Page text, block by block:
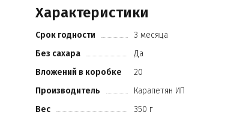
миндаль
кешью
фундук
мак
Характеристики
Срок годности
3 месяца
Без сахара
Да
Вложений в коробке
20
Производитель
Карапетян ИП
Вес
350 г